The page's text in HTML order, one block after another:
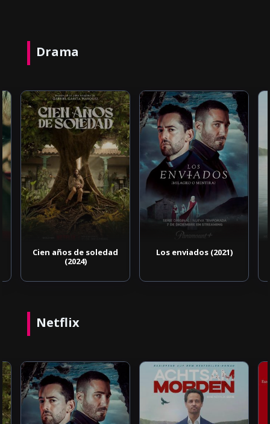
Drama
Cien años de soledad
(2024)
Los enviados (2021)
Netflix